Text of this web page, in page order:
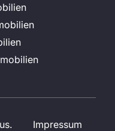
Impressum